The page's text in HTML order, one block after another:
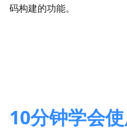
码构建的功能。
10分钟学会